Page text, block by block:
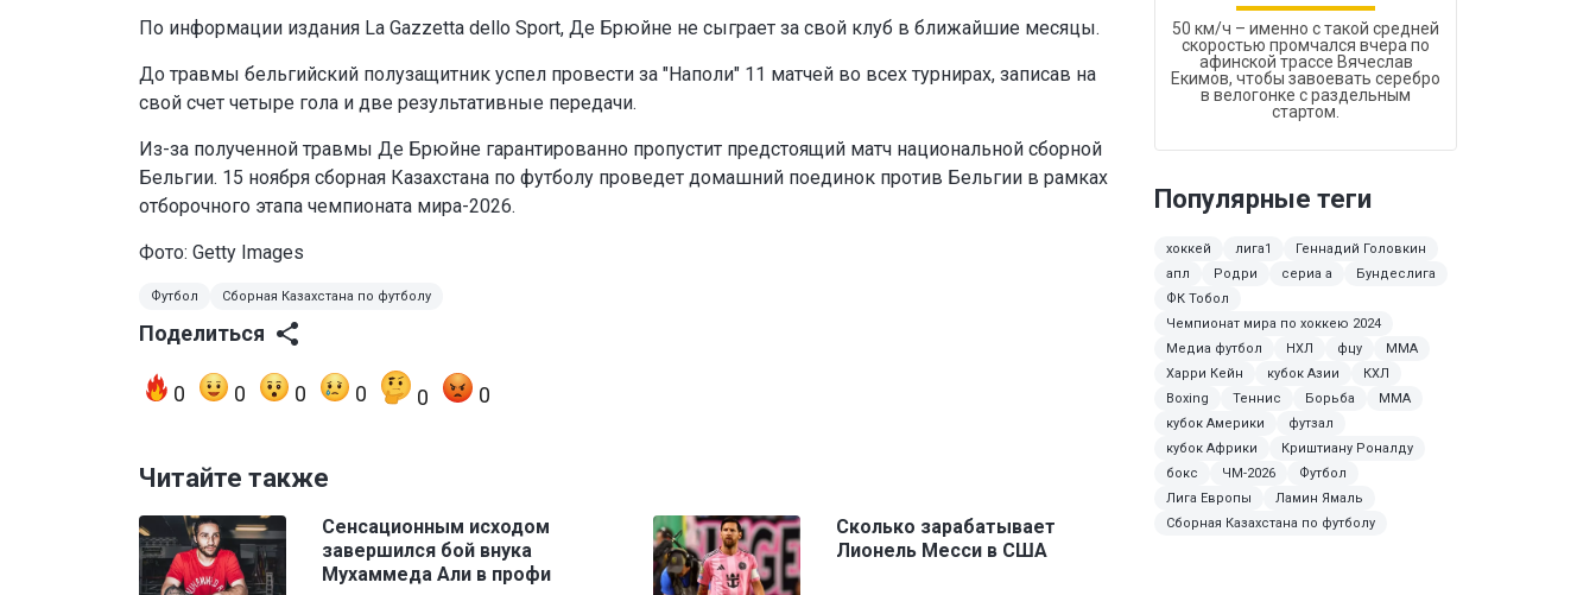
По информации издания La Gazzetta dello Sport, Де Брюйне не сыграет за свой клуб в ближайшие месяцы.
До травмы бельгийский полузащитник успел провести за "Наполи" 11 матчей во всех турнирах, записав на
свой счет четыре гола и две результативные передачи.
Из-за полученной травмы Де Брюйне гарантированно пропустит предстоящий матч национальной сборной
Бельгии. 15 ноября сборная Казахстана по футболу проведет домашний поединок против Бельгии в рамках
отборочного этапа чемпионата мира-2026.
Фото: Getty Images
Футбол Сборная Казахстана по футболу
Поделиться
0 0 0 0 0 0
Читайте также
Сенсационным исходом
завершился бой внука
Мухаммеда Али в профи
Сколько зарабатывает
Лионель Месси в США
50 км/ч – именно с такой средней
скоростью промчался вчера по
афинской трассе Вячеслав
Екимов, чтобы завоевать серебро
в велогонке с раздельным
стартом.
Популярные теги
хоккей лига1
Геннадий Головкин
апл
Родри сериа а
Бундеслига
ФК Тобол
Чемпионат мира по хоккею 2024
Медиа футбол
НХЛ фцу
ММА
Харри Кейн
кубок Азии
КХЛ
Boxing
Теннис Борьба
MMA
кубок Америки
футзал
кубок Африки
Криштиану Роналду
бокс
ЧМ-2026
Футбол
Лига Европы
Ламин Ямаль
Сборная Казахстана по футболу